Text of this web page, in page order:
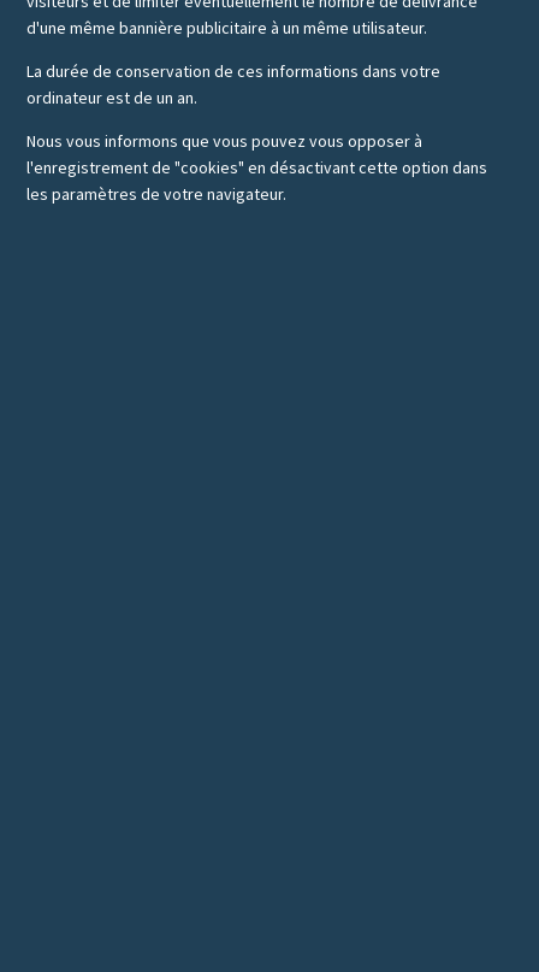
d'une même bannière publicitaire à un même utilisateur.
La durée de conservation de ces informations dans votre
ordinateur est de un an.
Nous vous informons que vous pouvez vous opposer à
l'enregistrement de "cookies" en désactivant cette option dans
les paramètres de votre navigateur.